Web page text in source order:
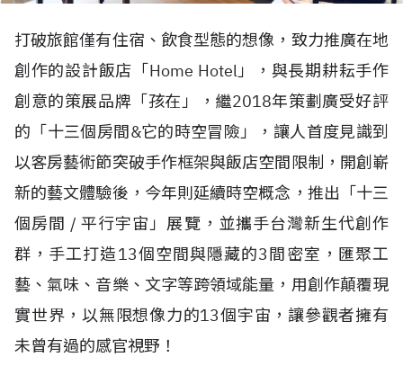
打破旅館僅有住宿、飲食型態的想像，致力推廣在地
創作的設計飯店「Home Hotel」，與長期耕耘手作
創意的策展品牌「孩在」，繼2018年策劃廣受好評
的「十三個房間&它的時空冒險」，讓人首度見識到
以客房藝術節突破手作框架與飯店空間限制，開創嶄
新的藝文體驗後，今年則延續時空概念，推出「十三
個房間 / 平行宇宙」展覽，並攜手台灣新生代創作
群，手工打造13個空間與隱藏的3間密室，匯聚工
藝、氣味、音樂、文字等跨領域能量，用創作顛覆現
實世界，以無限想像力的13個宇宙，讓參觀者擁有
未曾有過的感官視野！